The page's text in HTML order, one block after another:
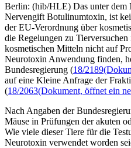
Berlin: (hib/HLE) Das unter dem
Nervengift Botulinumtoxin, ist
der EU-Verordnung über
die Regelungen zu
kosmetischen Mitteln nicht auf
Neurotoxin Anwendung finden,
Bundesregierung (18/2189
auf eine Kleine Anfrage der
(18/2063(Dokument, öffnet ein
Nach Angaben der
Mäuse in Prüfungen der akuten
Wie viele dieser Tiere für die
Neurotoxin verwendet worden